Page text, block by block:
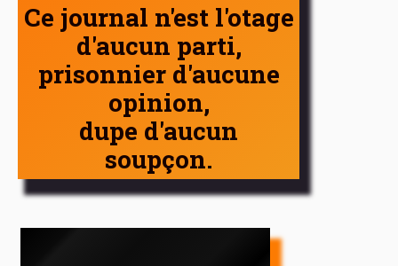
Ce journal n'est l'otage
d'aucun parti,
prisonnier d'aucune
opinion,
dupe d'aucun
soupçon.